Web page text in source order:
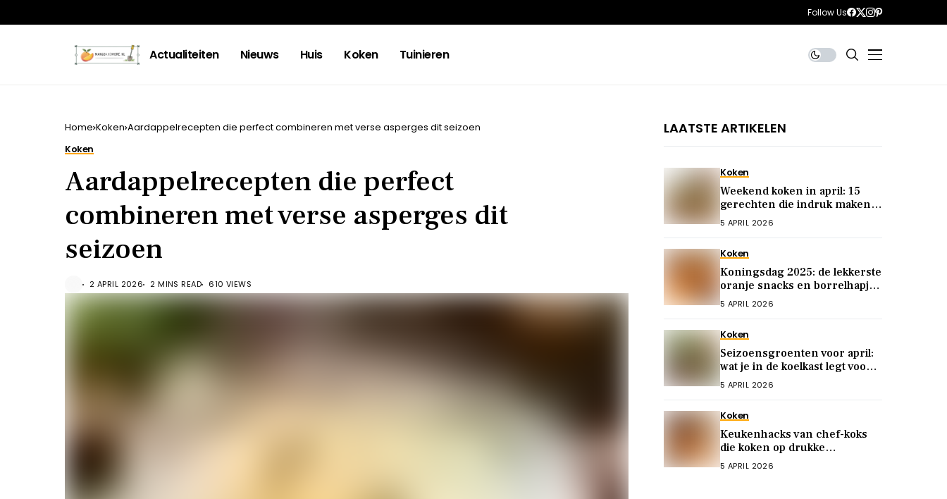
Follow Us
Actualiteiten Nieuws Huis Koken Tuinieren
Home Koken Aardappelrecepten die perfect combineren met verse asperges dit seizoen
Koken
Aardappelrecepten die perfect
combineren met verse asperges dit
seizoen
2 APRIL 2026 2 MINS READ 610 VIEWS
LAATSTE ARTIKELEN
Koken
Weekend koken in april: 15
gerechten die indruk maken
op je gasten
5 APRIL 2026
Koken
Koningsdag 2025: de lekkerste
oranje snacks en borrelhapjes
voor het feest
5 APRIL 2026
Koken
Seizoensgroenten voor april:
wat je in de koelkast legt voor
snelle, voedzame maaltijden
5 APRIL 2026
Koken
Keukenhacks van chef-koks
die koken op drukke
doordeweekse dagen
5 APRIL 2026